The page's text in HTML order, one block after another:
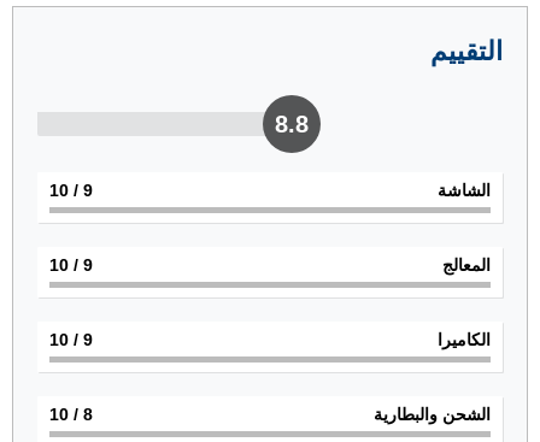
التقييم
8.8
الشاشة 9
/ 10
المعالج 9
/ 10
الكاميرا 9
/ 10
الشحن والبطارية 8
/ 10